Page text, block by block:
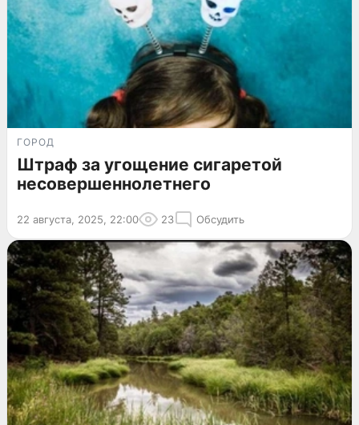
ГОРОД
Штраф за угощение сигаретой
несовершеннолетнего
22 августа, 2025, 22:00 23 Обсудить